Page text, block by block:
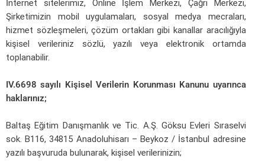
İnternet sitelerimiz, Online İşlem Merkezi, Çağrı Merkezi,
Şirketimizin mobil uygulamaları, sosyal medya mecraları,
hizmet sözleşmeleri, çözüm ortakları gibi kanallar aracılığıyla
kişisel verileriniz sözlü, yazılı veya elektronik ortamda
toplanabilir.
IV.6698 sayılı Kişisel Verilerin Korunması Kanunu uyarınca
haklarınız;
Baltaş Eğitim Danışmanlık ve Tic. A.Ş. Göksu Evleri Sıraselvi
sok. B116, 34815 Anadoluhisarı – Beykoz / İstanbul adresine
yazılı başvuruda bulunarak, kişisel verilerinizin;